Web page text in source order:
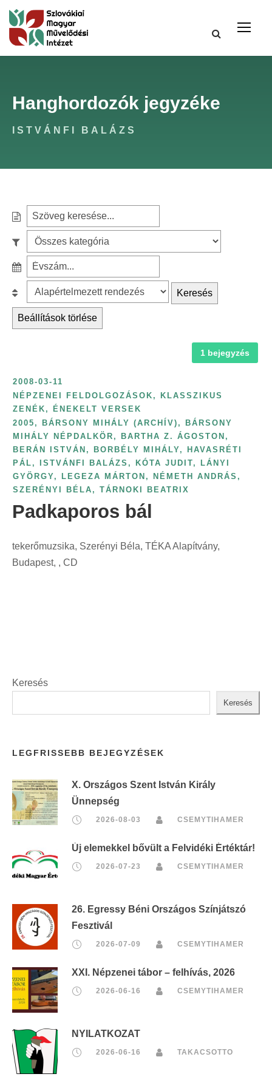
Hanghordozók jegyzéke
ISTVÁNFI BALÁZS
e
c
f
o
z
é
s
e
g
ó
r
i
a
s
e
i
n
z
é
v
s
z
á
m
s
z
e
r
n
t
e
s
l
á
s
:
Keresés
Beállítások törlése
1 bejegyzés
2008-03-11
NÉPZENEI FELDOLGOZÁSOK, KLASSZIKUS
ZENÉK, ÉNEKELT VERSEK
2005 , BÁRSONY MIHÁLY (ARCHÍV) , BÁRSONY
MIHÁLY NÉPDALKÖR , BARTHA Z. ÁGOSTON ,
BERÁN ISTVÁN , BORBÉLY MIHÁLY, HAVASRÉTI
PÁL , ISTVÁNFI BALÁZS , KÓTA JUDIT, LÁNYI
GYÖRGY, LEGEZA MÁRTON , NÉMETH ANDRÁS ,
SZERÉNYI BÉLA , TÁRNOKI BEATRIX
Padkaporos bál
tekerőmuzsika, Szerényi Béla, TÉKA Alapítvány,
Budapest, , CD
Keresés
Keresés
LEGFRISSEBB BEJEGYZÉSEK
X. Országos Szent István Király
Ünnepség
2026-08-03 CSEMYTIHAMER
Új elemekkel bővült a Felvidéki Értéktár!
2026-07-23 CSEMYTIHAMER
26. Egressy Béni Országos Színjátszó
Fesztivál
2026-07-09 CSEMYTIHAMER
XXI. Népzenei tábor – felhívás, 2026
2026-06-16 CSEMYTIHAMER
NYILATKOZAT
2026-06-16 TAKACSOTTO